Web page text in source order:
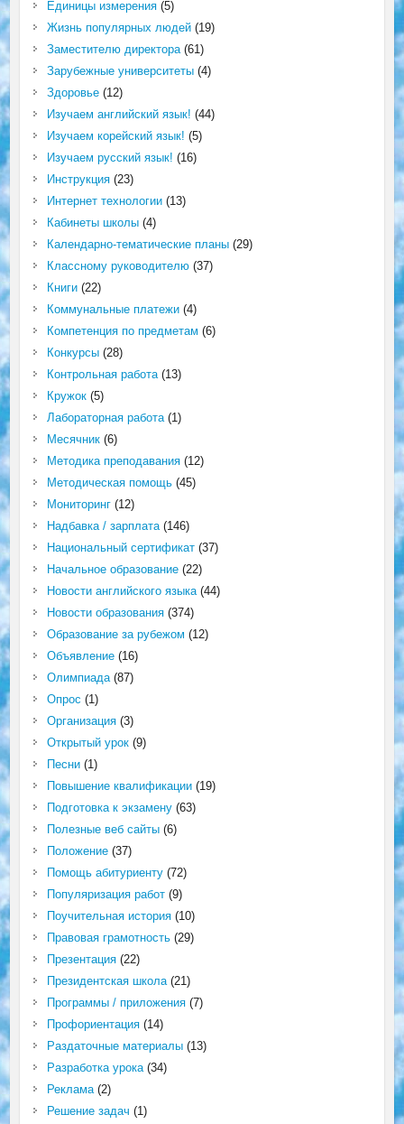
Единицы измерения(5)
Жизнь популярных людей(19)
Заместителю директора(61)
Зарубежные университеты(4)
Здоровье(12)
Изучаем английский язык! (44)
Изучаем корейский язык! (5)
Изучаем русский язык! (16)
Инструкция(23)
Интернет технологии(13)
Кабинеты школы(4)
Календарно-тематические планы(29)
Классному руководителю(37)
Книги(22)
Коммунальные платежи(4)
Компетенция по предметам (6)
Конкурсы(28)
Контрольная работа(13)
Кружок(5)
Лабораторная работа(1)
Месячник(6)
Методика преподавания(12)
Методическая помощь(45)
Мониторинг(12)
Надбавка / зарплата(146)
Национальный сертификат(37)
Начальное образование(22)
Новости английского языка(44)
Новости образования(374)
Образование за рубежом (12)
Объявление(16)
Олимпиада(87)
Опрос (1)
Организация(3)
Открытый урок(9)
Песни(1)
Повышение квалификации(19)
Подготовка к экзамену(63)
Полезные веб сайты(6)
Положение(37)
Помощь абитуриенту(72)
Популяризация работ(9)
Поучительная история(10)
Правовая грамотность(29)
Презентация(22)
Президентская школа(21)
Программы / приложения(7)
Профориентация(14)
Раздаточные материалы(13)
Разработка урока(34)
Реклама(2)
Решение задач (1)